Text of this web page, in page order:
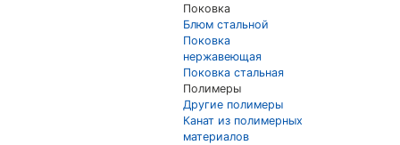
Поковка
Блюм стальной
Поковка
нержавеющая
Поковка стальная
Полимеры
Другие полимеры
Канат из полимерных
материалов